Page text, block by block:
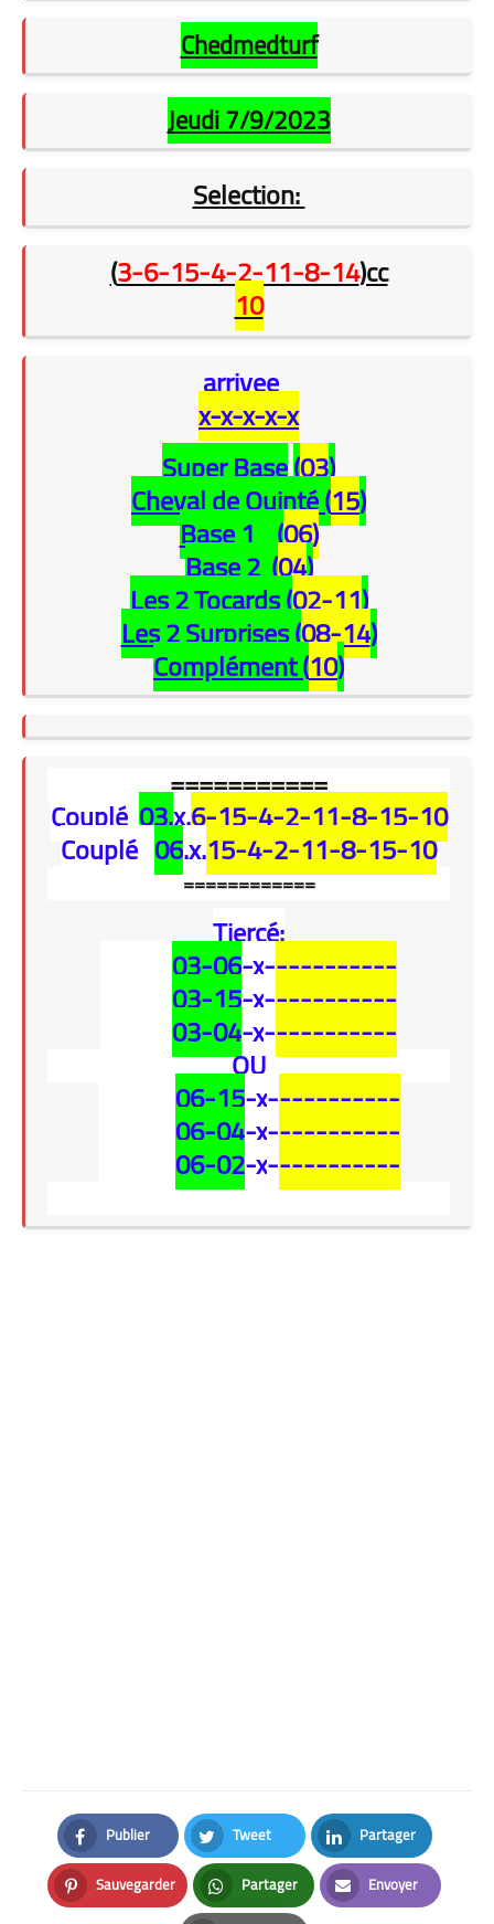
Chedmedturf
Jeudi 7/9/2023
Selection:
(3-6-15-4-2-11-8-14)cc
10
arrivee
x-x-x-x-x
Super Base(03)
Cheval de Quinté (15)
Base 1 (06)
Base 2 (04)
Les 2 Tocards (02-11)
Les 2 Surprises (08-14)
Complément (10)
===========
Couplé 03.x.6-15-4-2-11-8-15-10
Couplé 06.x.15-4-2-11-8-15-10
============
Tiercé:
03-06-x-----------
03-15-x-----------
03-04-x-----------
OU
06-15-x-----------
06-04-x-----------
06-02-x-----------
Publier
Facebook
Tweet
Twitter
Partager
LinkedIn
Sauvegarder
Pinterest
Partager
Whatsapp
Envoyer
Email